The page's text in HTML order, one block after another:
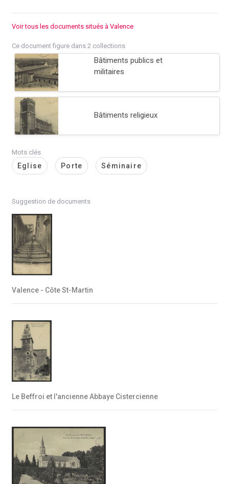
Voir tous les documents situés à Valence
Ce document figure dans 2 collections
Bâtiments publics et
militaires
Bâtiments religieux
Mots clés
Eglise Porte Séminaire
Suggestion de documents
Valence - Côte St-Martin
Le Beffroi et l'ancienne Abbaye Cistercienne